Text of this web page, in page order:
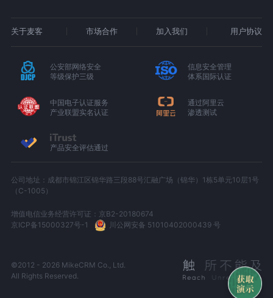
关于麦客 市场合作 加入我们 用户协议
公安部网络安全
等级保护三级
信息安全管理
体系国际认证
中国电子认证服务
产业联盟实名认证
通过阿里云
渗透测试
产品安全评估通过
公司地址：成都市锦江区锦华路三段88号汇融广场（锦华）1栋5单元10层1号
（C-1005）
增值电信业务经营许可证：京B2-20180674
京ICP备15000327号-1
川公网安备 51010402000439 号
©2012 - 2026 MikeCRM Co., Ltd.
All Rights Reserved.